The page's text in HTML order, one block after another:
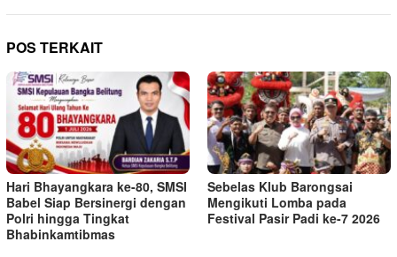
POS TERKAIT
Hari Bhayangkara ke-80, SMSI
Babel Siap Bersinergi dengan
Polri hingga Tingkat
Bhabinkamtibmas
Sebelas Klub Barongsai
Mengikuti Lomba pada
Festival Pasir Padi ke-7 2026